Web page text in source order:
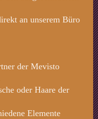
an unserem Büro
der Mevisto
oder Haare der
Elemente